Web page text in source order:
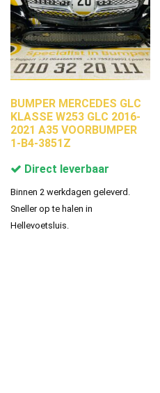
BUMPER MERCEDES GLC
KLASSE W253 GLC 2016-
2021 A35 VOORBUMPER
1-B4-3851Z
Direct leverbaar
Binnen 2 werkdagen geleverd.
Sneller op te halen in
Hellevoetsluis.